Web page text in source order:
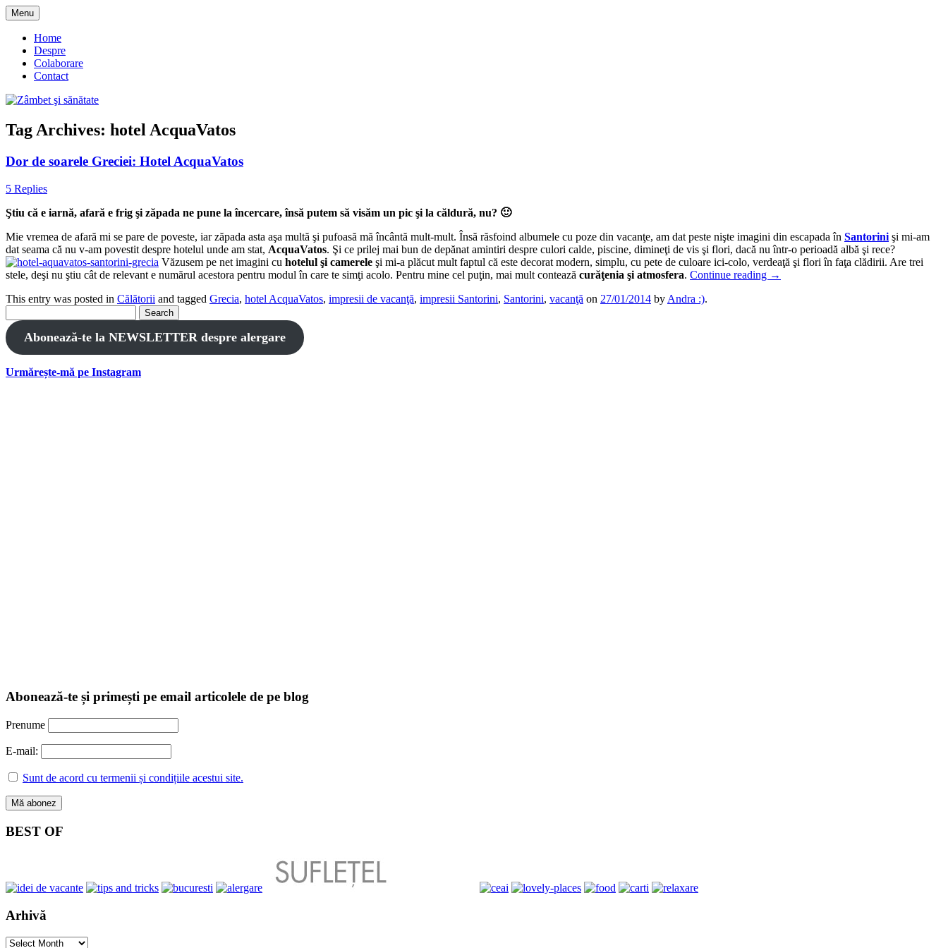
Skip
to
content
Zâmbet şi sănătate
Menu
Home
Despre
Colaborare
Contact
Tag Archives: hotel AcquaVatos
Dor de soarele Greciei: Hotel AcquaVatos
5 Replies
Ştiu că e iarnă, afară e frig şi zăpada ne pune la încercare, însă putem să visăm un pic şi la căldură, nu? 🙂
Mie vremea de afară mi se pare de poveste, iar zăpada asta aşa multă şi pufoasă mă încântă mult-mult. Însă răsfoind albumele cu poze din vacanţe, am dat peste nişte imagini din escapada în Santorini şi mi-am
dat seama că nu v-am povestit despre hotelul unde am stat, AcquaVatos. Şi ce prilej mai bun de depănat amintiri despre culori calde, piscine, dimineţi de vis şi flori, dacă nu într-o perioadă albă şi rece?
Văzusem pe net imagini cu hotelul şi camerele şi mi-a plăcut mult faptul că este decorat modern, simplu, cu pete de culoare ici-colo, verdeaţă şi flori în faţa clădirii. Are trei
stele, deşi nu ştiu cât de relevant e numărul acestora pentru modul în care te simţi acolo. Pentru mine cel puţin, mai mult contează curăţenia şi atmosfera. Continue reading →
This entry was posted in Călătorii and tagged Grecia, hotel AcquaVatos, impresii de vacanţă, impresii Santorini, Santorini, vacanţă on 27/01/2014 by Andra :).
for:
Abonează-te la NEWSLETTER despre alergare
Urmărește-mă pe Instagram
Abonează-te și primești pe email articolele de pe blog
Prenume
E-mail:
Sunt de acord cu termenii și condițiile acestui site.
BEST OF
Arhivă
Arhivă